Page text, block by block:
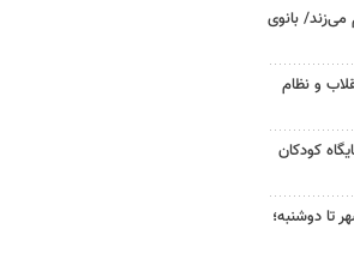
می‌زند/ بانوی
و نظام
کودکان
تا دوشنبه؛